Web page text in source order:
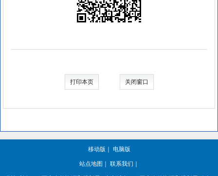
打印本页 关闭窗口
移动版 ｜ 电脑版
站点地图 ｜ 联系我们 ｜